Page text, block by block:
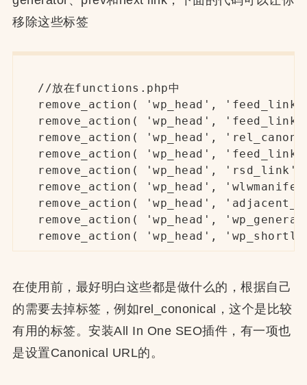
移除这些标签
//放在functions.php中
remove_action( 'wp_head',
remove_action( 'wp_head',
remove_action( 'wp_head',
remove_action( 'wp_head',
remove_action( 'wp_head', 'rsd_link'
remove_action( 'wp_head',
remove_action( 'wp_head',
remove_action( 'wp_head',
remove_action( 'wp_head',
在使用前，最好明白这些都是做什么的，根据自己
的需要去掉标签，例如rel_cononical，这个是比较
有用的标签。安装All In One SEO插件，有一项也
是设置Canonical URL的。